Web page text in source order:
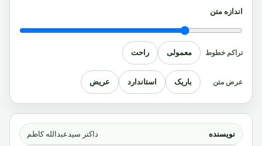
نویسنده داکتر سیدعبدالله کاظم
اندازه متن
تراکم خطوط معمولی راحت
عرض متن باریک استاندارد عریض